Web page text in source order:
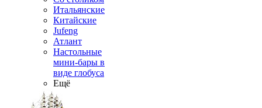
Итальянские
Китайские
Jufeng
Атлант
Настольные
мини-бары в
виде глобуса
Ещё